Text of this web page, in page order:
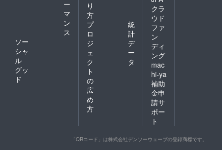
ー
マ
ン
ス
ソー
シャ
ル
グッ
ド
り
方
プ
ロ
ジ
ェ
ク
ト
の
広
め
方
統
計
デ
ー
タ
クラ
ウド
ファ
ン
ディ
ング
mac
hi-ya
補助
金申
請サ
ポー
ト
「QRコード」は株式会社デンソーウェーブの登録商標です。